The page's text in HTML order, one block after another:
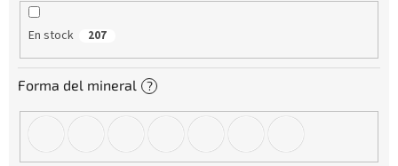
En stock 207
Forma del mineral ?